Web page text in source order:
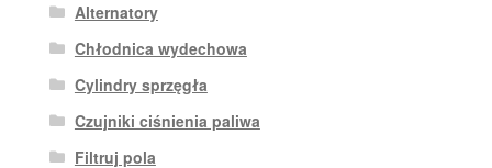
Alternatory
Chłodnica wydechowa
Cylindry sprzęgła
Czujniki ciśnienia paliwa
Filtruj pola